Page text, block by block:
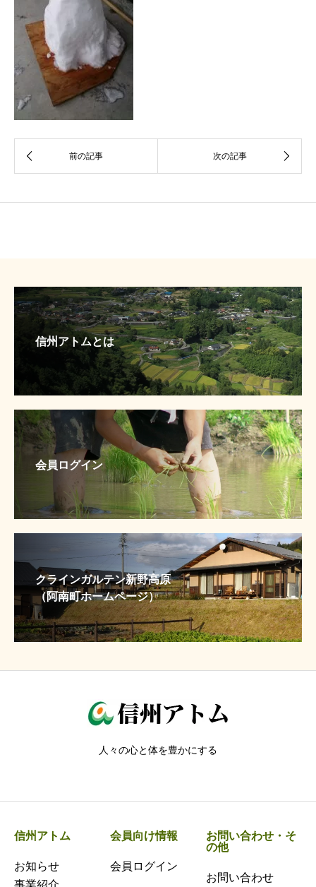
信州アトムとは
会員ログイン
クラインガルテン新野高原
（阿南町ホームページ）
人々の心と体を豊かにする
信州アトム
お知らせ
会員向け情報
会員ログイン
お問い合わせ・そ
の他
お問い合わせ